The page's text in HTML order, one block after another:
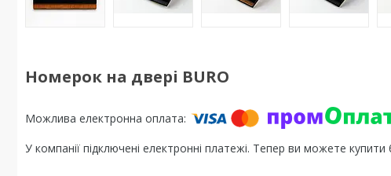
Номерок на двері BURO
У компанії підключені електронні платежі. Тепер ви можете